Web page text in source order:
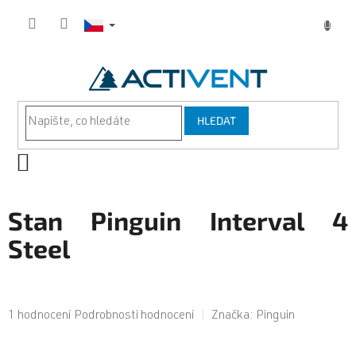
HLEDAT
Stan Pinguin Interval 4
Steel
Průměrné
1 hodnocení Podrobnosti hodnocení Značka: Pinguin